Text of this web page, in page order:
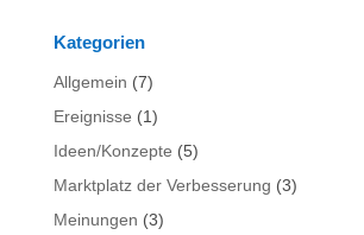
Kategorien
Allgemein (7)
Ereignisse (1)
Ideen/Konzepte (5)
Marktplatz der Verbesserung (3)
Meinungen (3)